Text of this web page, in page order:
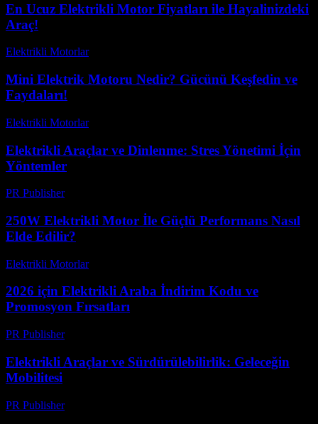
En Ucuz Elektrikli Motor Fiyatları ile Hayalinizdeki
Araç!
Elektrikli Motorlar-
Mini Elektrik Motoru Nedir? Gücünü Keşfedin ve
Faydaları!
Elektrikli Motorlar-
Elektrikli Araçlar ve Dinlenme: Stres Yönetimi İçin
Yöntemler
PR Publisher-
250W Elektrikli Motor İle Güçlü Performans Nasıl
Elde Edilir?
Elektrikli Motorlar-
2026 için Elektrikli Araba İndirim Kodu ve
Promosyon Fırsatları
PR Publisher-
Elektrikli Araçlar ve Sürdürülebilirlik: Geleceğin
Mobilitesi
PR Publisher-